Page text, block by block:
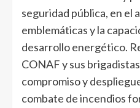
seguridad pública, en el
emblemáticas y la
desarrollo energético.
CONAF y sus
compromiso y
combate de incendios